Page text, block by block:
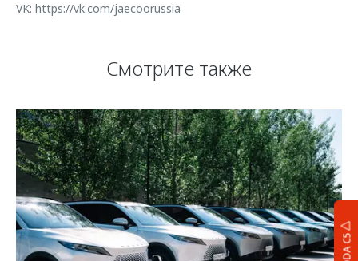
VK: https://vk.com/jaecoorussia
Смотрите также